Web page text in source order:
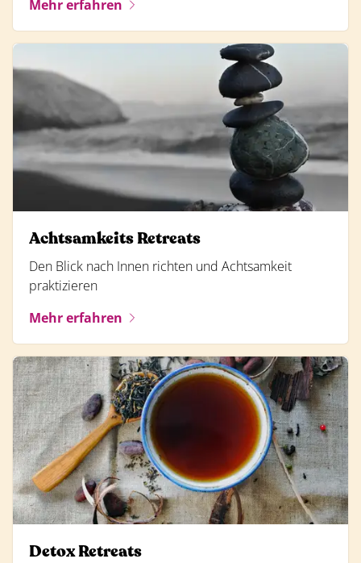
Mehr erfahren
Achtsamkeits Retreats
Den Blick nach Innen richten und Achtsamkeit
praktizieren
Mehr erfahren
Detox Retreats